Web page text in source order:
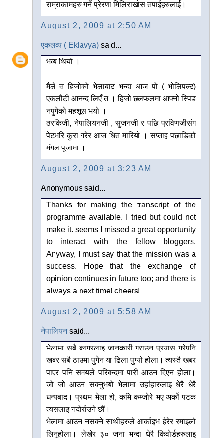
राम्राकामहरु गर्ने प्रेरणा मिलिराखोस तपाईहरुलाई।
August 2, 2009 at 2:50 AM
एकलव्य ( Eklavya) said...
भव्य थियो ।
मैले त हिजोको भेलाबाट भन्दा आज पो ( भोलिपल्ट)
एकलौटी आनन्द लिएँ त । हिजो छलफलमा आफ्नो स्पिड
नपुगेको महशूस भयो ।
ठरकिजी, नेपालियनजी , सुजनजी र पछि प्रविणजीसंग
पेटभरि कुरा गरेर आज धित मारियो । सप्ताह पछाडिको
मंगल पूजामा ।
August 2, 2009 at 3:23 AM
Anonymous said...
Thanks for making the transcript of the
programme available. I tried but could not
make it. seems I missed a great opportunity
to interact with the fellow bloggers.
Anyway, I must say that the mission was a
success. Hope that the exchange of
opinion continues in future too; and there is
always a next time! cheers!
August 2, 2009 at 5:58 AM
नेपालियनsaid...
भेलामा सबै ब्लगरलाइ जानकारी गराउन प्रयास गरेपनि
खबर सबै ठाउमा पुगेन या ढिला पुग्यो होला। त्यस्तै खबर
पाएर पनि समयले परिबन्दमा पारी आउन दिएन होला।
जो जो आउन सक्नुभयो भेलामा उहांहारुलाइ धेरै धेरै
धन्यबाद। प्रथम भेला हो, कमि कम्जोरे भए अर्को पटक
त्यसलाइ नदोर्राउने छौं।
भेलामा आउन नसक्ने साथीहरुले आर्काइभ हेरेर रमाइलो
लिनुहोला। लेखेर ३० जना भन्दा धेरै किवोर्डहरुलाइ